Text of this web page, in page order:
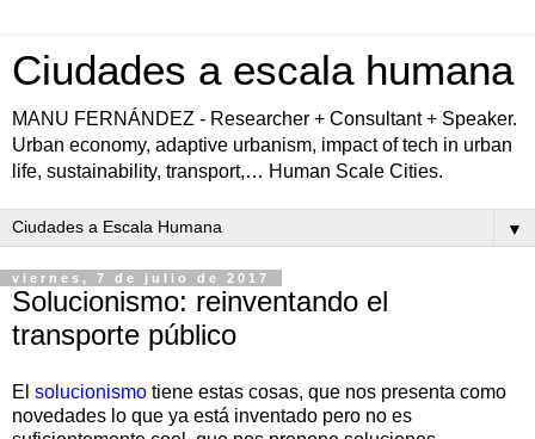
Ciudades a escala humana
MANU FERNÁNDEZ - Researcher + Consultant + Speaker.
Urban economy, adaptive urbanism, impact of tech in urban
life, sustainability, transport,… Human Scale Cities.
▼
viernes, 7 de julio de 2017
Solucionismo: reinventando el
transporte público
El solucionismo tiene estas cosas, que nos presenta como
novedades lo que ya está inventado pero no es